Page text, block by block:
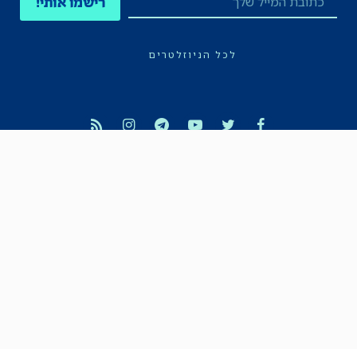
לכל הניוזלטרים